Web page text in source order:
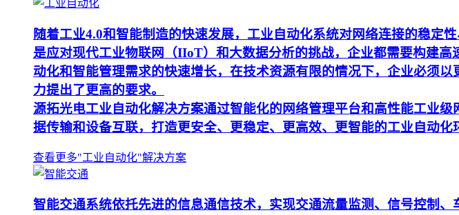
随着工业4.0和智能制造的快速发展，工业自动化系统对网络连接的稳定
是应对现代工业物联网（IIoT）和大数据分析的挑战，企业都需要构建
动化和智能管理需求的快速增长，在技术资源有限的情况下，企业必须
力提出了更高的要求。
源拓光电工业自动化解决方案通过智能化的网络管理平台和高性能工业
据传输和设备互联，打造更安全、更稳定、更高效、更智能的工业自动化
查看更多"工业自动化"解决方案
智能交通系统依托先进的信息通信技术，实现交通流量监测、信号控制